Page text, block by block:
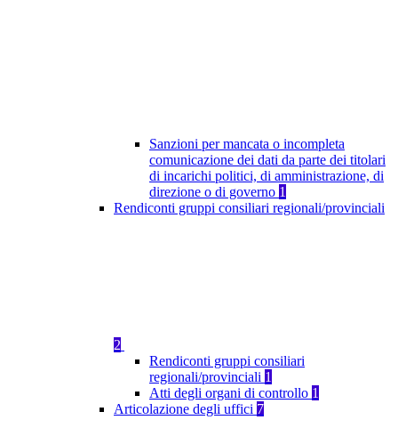
Sanzioni per mancata o incompleta
comunicazione dei dati da parte dei titolari
di incarichi politici, di amministrazione, di
direzione o di governo 1
Rendiconti gruppi consiliari regionali/provinciali
2
Rendiconti gruppi consiliari
regionali/provinciali 1
Atti degli organi di controllo 1
Articolazione degli uffici 7